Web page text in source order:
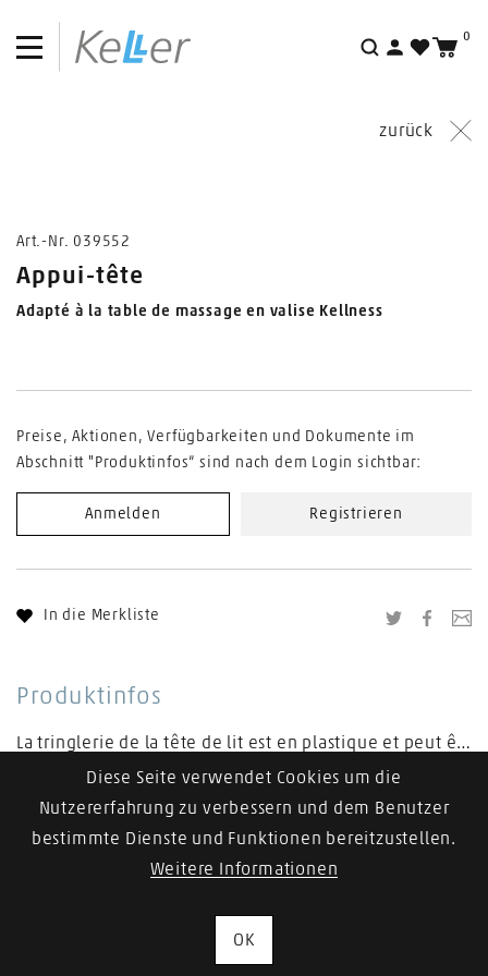
Suche
0
zurück
AKTION
Art.-Nr. 039552
Appui-tête
Adapté à la table de massage en valise Kellness
Preise, Aktionen, Verfügbarkeiten und Dokumente im
Abschnitt "Produktinfos“ sind nach dem Login sichtbar:
Anmelden Registrieren
In die Merkliste Twitter
Produktinfos
La tringlerie de la tête de lit est en plastique et peut être réglée confortablement en trois dimensions pour un positionnement optimal du patient.
Mehr anzeigen
Diese Seite verwendet Cookies um die
Nutzererfahrung zu verbessern und dem Benutzer
bestimmte Dienste und Funktionen bereitzustellen.
Weitere Informationen
OK